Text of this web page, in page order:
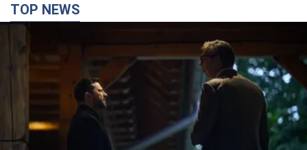
TOP NEWS